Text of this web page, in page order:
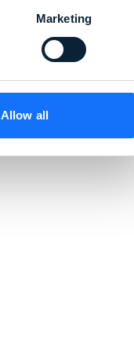
Marketing
Allow all